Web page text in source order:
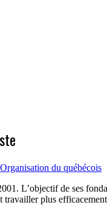
Organisation du québécois
L’objectif de ses
plus